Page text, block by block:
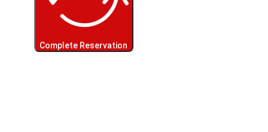
Complete Reservation